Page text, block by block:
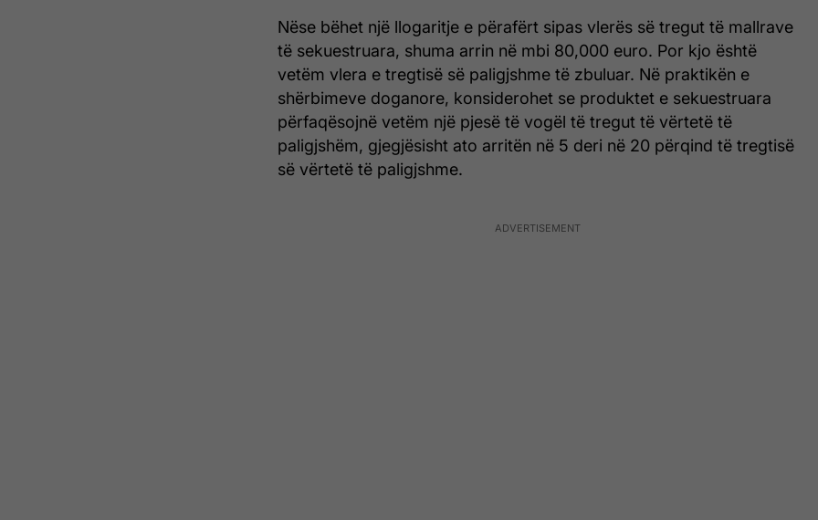
Nëse bëhet një llogaritje e përafërt sipas vlerës së tregut të mallrave
të sekuestruara, shuma arrin në mbi 80,000 euro. Por kjo është
vetëm vlera e tregtisë së paligjshme të zbuluar. Në praktikën e
shërbimeve doganore, konsiderohet se produktet e sekuestruara
përfaqësojnë vetëm një pjesë të vogël të tregut të vërtetë të
paligjshëm, gjegjësisht ato arritën në 5 deri në 20 përqind të tregtisë
së vërtetë të paligjshme.